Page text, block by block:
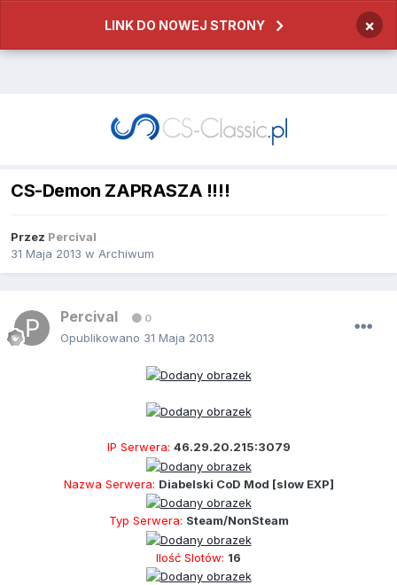
LINK DO NOWEJ STRONY ×
CS-Demon ZAPRASZA !!!!
Przez Percival
31 Maja 2013 w Archiwum
Percival 0
Opublikowano 31 Maja 2013
IP Serwera: 46.29.20.215:3079
Nazwa Serwera: Diabelski CoD Mod [slow EXP]
Typ Serwera: Steam/NonSteam
Ilość Slotów: 16